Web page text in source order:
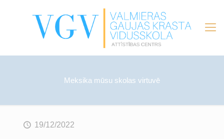
Meksika mūsu skolas virtuvē
19/12/2022